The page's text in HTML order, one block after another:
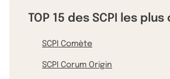
TOP 15 des SCPI les
SCPI Comète
SCPI Corum Origin